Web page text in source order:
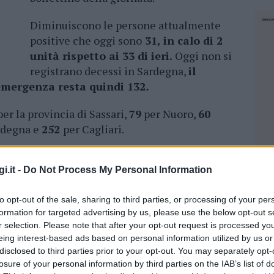
- Do Not Process My Personal Information
opt-out of the sale, sharing to third parties, or processing of your
for targeted advertising by us, please use the below opt-out
selection. Please note that after your opt-out request is processed
interest-based ads based on personal information utilized by us
to third parties prior to your opt-out. You may separately
of your personal information by third parties on the IAB’s list of
Diminuiscono le persone attualmente
positive che oggi sono 31, in calo di 2
unità rispetto ai 33 di ieri. Oggi non si
registrano decessi in Sardegna,il
resta quindi 132.
la provincia di Sassari,79 per Nuoro, 60
e 252 per Cagliari.
0
20
31
-2
1